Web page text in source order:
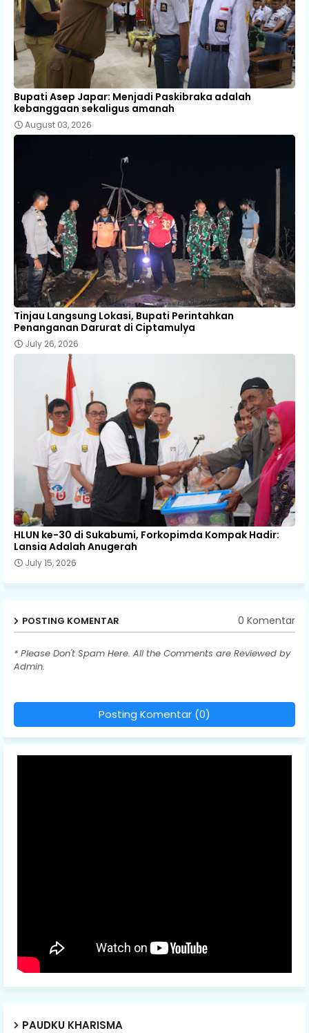
Bupati Asep Japar: Menjadi Paskibraka adalah
kebanggaan sekaligus amanah
August 03, 2026
Tinjau Langsung Lokasi, Bupati Perintahkan
Penanganan Darurat di Ciptamulya
July 26, 2026
HLUN ke-30 di Sukabumi, Forkopimda Kompak Hadir:
Lansia Adalah Anugerah
July 15, 2026
POSTING KOMENTAR 0 Komentar
* Please Don't Spam Here. All the Comments are Reviewed by
Admin.
Posting Komentar (0)
PAUDKU KHARISMA